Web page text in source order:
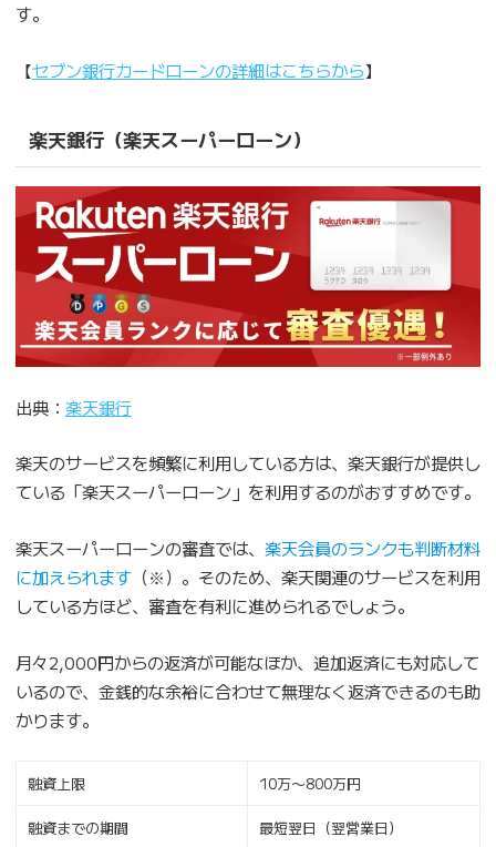
す。
【セブン銀行カードローンの詳細はこちらから】
楽天銀行（楽天スーパーローン）
出典： 楽天銀行
楽天のサービスを頻繁に利用している方は、楽天銀行が提供し
ている「楽天スーパーローン」を利用するのがおすすめです。
楽天スーパーローンの審査では、 楽天会員のランクも判断材料
に加えられます（※）。そのため、楽天関連のサービスを利用
している方ほど、審査を有利に進められるでしょう。
月々2,000円からの返済が可能なほか、追加返済にも対応して
いるので、金銭的な余裕に合わせて無理なく返済できるのも助
かります。
融資上限 10万〜800万円
融資までの期間 最短翌日（翌営業日）